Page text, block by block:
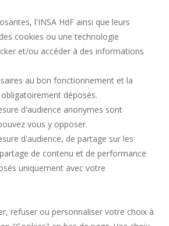
l'INSA HdF ainsi que leurs
cookies ou une technologie
et/ou accéder à des informations
au bon fonctionnement et la
déposés.
d'audience anonymes sont
vous y opposer.
d'audience, de partage sur les
de contenu et de performance
uniquement avec votre
refuser ou personnaliser votre choix à